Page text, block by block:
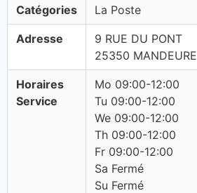
Catégories La Poste
Adresse
9 RUE DU PONT
25350 MANDEURE
Horaires
Service
Mo 09:00-12:00
Tu 09:00-12:00
We 09:00-12:00
Th 09:00-12:00
Fr 09:00-12:00
Sa Fermé
Su Fermé